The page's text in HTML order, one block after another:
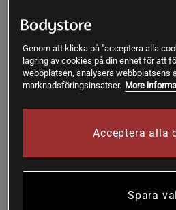
tillsatta enzymer som stödjer
upptag av näringsämnen.
Vassleprotein av hög kvalitet
Finns i Naturell, Choklad och
Utan tillsatta sötningsmedel
RE:YOU Vassleprotein är ett
renhet och kvalitet. Till skillnad
proteinpulver innehåller det inga
sötningsmedel. Smakerna
Genom att klicka på "acceptera alla
lagring av cookies på din enhet för att
webbplatsen, analysera webbplatsens
marknadsföringsinsatser. More
Acceptera alla
Spara val